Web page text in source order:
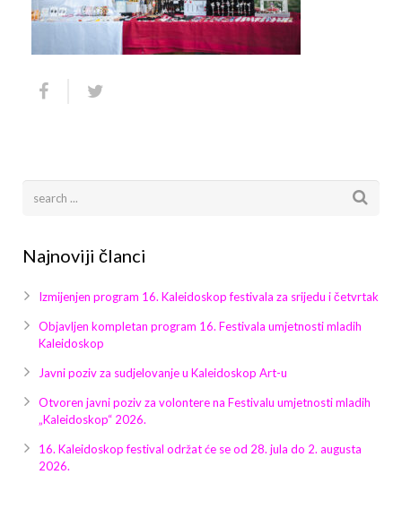
Video 2015
Video 2018
Galerija 2014
Galerija 2017
Galerija 2018
Galerija 2019
Galerija 2022
Najnoviji članci
Izmijenjen program 16. Kaleidoskop festivala za srijedu i četvrtak
Objavljen kompletan program 16. Festivala umjetnosti mladih
Kaleidoskop
Javni poziv za sudjelovanje u Kaleidoskop Art-u
Otvoren javni poziv za volontere na Festivalu umjetnosti mladih
„Kaleidoskop“ 2026.
16. Kaleidoskop festival održat će se od 28. jula do 2. augusta
2026.